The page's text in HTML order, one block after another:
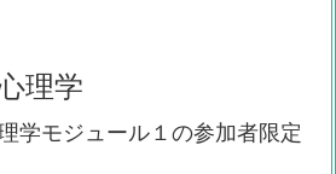
理学
学モジュール１の参加者限定